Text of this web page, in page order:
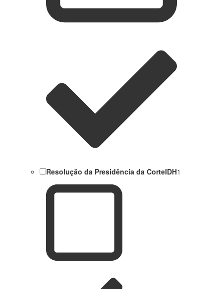
Resolução da Presidência da CorteIDH1